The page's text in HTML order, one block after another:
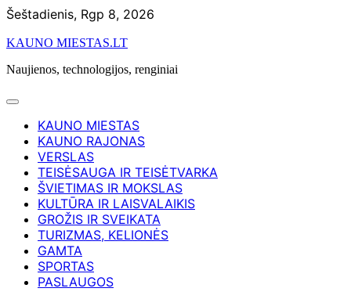
Skip
content
Šeštadienis, Rgp 8, 2026
KAUNO MIESTAS.LT
Naujienos, technologijos, renginiai
KAUNO MIESTAS
KAUNO RAJONAS
VERSLAS
TEISĖSAUGA IR TEISĖTVARKA
ŠVIETIMAS IR MOKSLAS
KULTŪRA IR LAISVALAIKIS
GROŽIS IR SVEIKATA
TURIZMAS, KELIONĖS
GAMTA
SPORTAS
PASLAUGOS